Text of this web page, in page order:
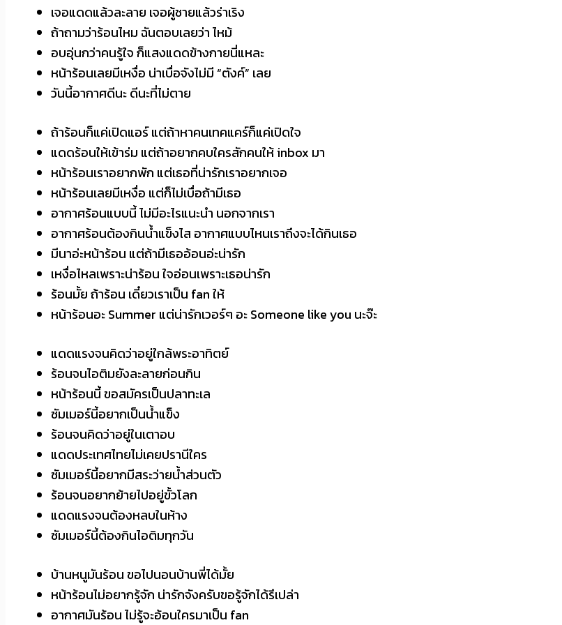
เจอแดดแล้วละลาย เจอผู้ชายแล้วร่าเริง
ถ้าถามว่าร้อนไหม ฉันตอบเลยว่า ไหม้
อบอุ่นกว่าคนรู้ใจ ก็แสงแดดข้างกายนี่แหละ
หน้าร้อนเลยมีเหงื่อ น่าเบื่อจังไม่มี “ตังค์” เลย
วันนี้อากาศ​ดีนะ ดีนะที่ไม่ตาย
ถ้าร้อนก็แค่เปิดแอร์ แต่ถ้าหาคนเทคแคร์ก็แค่เปิดใจ
แดดร้อนให้เข้าร่ม แต่ถ้าอยากคบใครสักคนให้ inbox มา
หน้าร้อนเราอยากพัก แต่เธอที่น่ารักเราอยากเจอ
หน้าร้อนเลยมีเหงื่อ แต่ก็ไม่เบื่อถ้ามีเธอ
อากาศร้อนแบบนี้ ไม่มีอะไรแนะนำ นอกจากเรา
อากาศร้อนต้องกินน้ำแข็งไส อากาศแบบไหนเราถึงจะได้กินเธอ
มีนาอ่ะหน้าร้อน แต่ถ้ามีเธออ้อนอ่ะน่ารัก
เหงื่อไหลเพราะน่าร้อน ใจอ่อนเพราะเธอน่ารัก
ร้อนมั้ย ถ้าร้อน เดี๋ยวเราเป็น fan ให้
หน้าร้อนอะ Summer แต่น่ารักเวอร์ๆ อะ Someone like you นะจ๊ะ
แดดแรงจนคิดว่าอยู่ใกล้พระอาทิตย์
ร้อนจนไอติมยังละลายก่อนกิน
หน้าร้อนนี้ ขอสมัครเป็นปลาทะเล
ซัมเมอร์นี้อยากเป็นน้ำแข็ง
ร้อนจนคิดว่าอยู่ในเตาอบ
แดดประเทศไทยไม่เคยปรานีใคร
ซัมเมอร์นี้อยากมีสระว่ายน้ำส่วนตัว
ร้อนจนอยากย้ายไปอยู่ขั้วโลก
แดดแรงจนต้องหลบในห้าง
ซัมเมอร์นี้ต้องกินไอติมทุกวัน
บ้านหนูมันร้อน ขอไปนอนบ้านพี่ได้มั้ย
หน้าร้อนไม่อยากรู้จัก น่ารักจังครับขอรู้จักได้รึเปล่า
อากาศมันร้อน ไม่รู้จะอ้อนใครมาเป็น fan